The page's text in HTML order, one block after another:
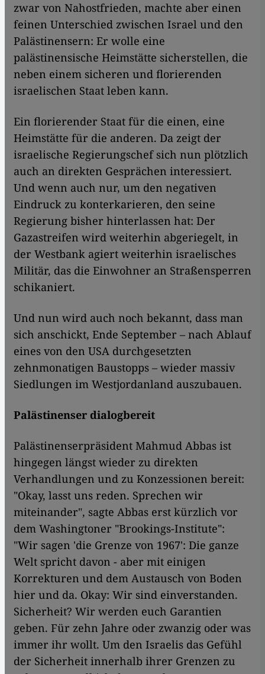
zwar von Nahostfrieden, machte aber einen
feinen Unterschied zwischen Israel und den
Palästinensern: Er wolle eine
palästinensische Heimstätte sicherstellen, die
neben einem sicheren und florierenden
israelischen Staat leben kann.
Ein florierender Staat für die einen, eine
Heimstätte für die anderen. Da zeigt der
israelische Regierungschef sich nun plötzlich
auch an direkten Gesprächen interessiert.
Und wenn auch nur, um den negativen
Eindruck zu konterkarieren, den seine
Regierung bisher hinterlassen hat: Der
Gazastreifen wird weiterhin abgeriegelt, in
der Westbank agiert weiterhin israelisches
Militär, das die Einwohner an Straßensperren
schikaniert.
Und nun wird auch noch bekannt, dass man
sich anschickt, Ende September – nach Ablauf
eines von den USA durchgesetzten
zehnmonatigen Baustopps – wieder massiv
Siedlungen im Westjordanland auszubauen.
Palästinenser dialogbereit
Palästinenserpräsident Mahmud Abbas ist
hingegen längst wieder zu direkten
Verhandlungen und zu Konzessionen bereit:
"Okay, lasst uns reden. Sprechen wir
miteinander", sagte Abbas erst kürzlich vor
dem Washingtoner "Brookings-Institute":
"Wir sagen 'die Grenze von 1967': Die ganze
Welt spricht davon - aber mit einigen
Korrekturen und dem Austausch von Boden
hier und da. Okay: Wir sind einverstanden.
Sicherheit? Wir werden euch Garantien
geben. Für zehn Jahre oder zwanzig oder was
immer ihr wollt. Um den Israelis das Gefühl
der Sicherheit innerhalb ihrer Grenzen zu